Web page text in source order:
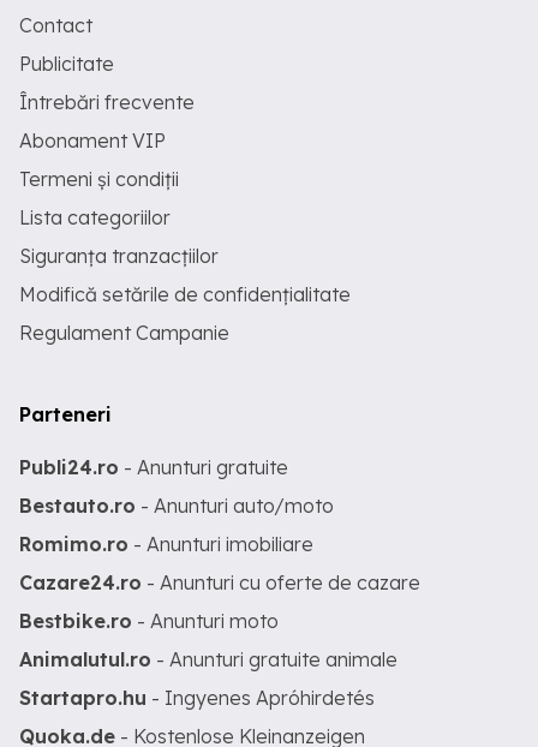
Contact
Publicitate
Întrebări frecvente
Abonament VIP
Termeni și condiții
Lista categoriilor
Siguranța tranzacțiilor
Modifică setările de confidențialitate
Regulament Campanie
Parteneri
Publi24.ro - Anunturi gratuite
Bestauto.ro - Anunturi auto/moto
Romimo.ro - Anunturi imobiliare
Cazare24.ro - Anunturi cu oferte de cazare
Bestbike.ro - Anunturi moto
Animalutul.ro - Anunturi gratuite animale
Startapro.hu - Ingyenes Apróhirdetés
Quoka.de - Kostenlose Kleinanzeigen